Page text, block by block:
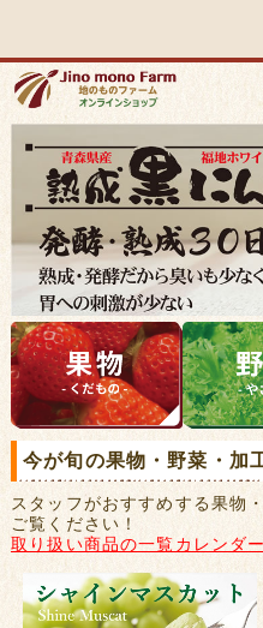
今が旬の果物・野菜・加
スタッフがおすすめする果物
ご覧ください！
取り扱い商品の一覧カレンダ